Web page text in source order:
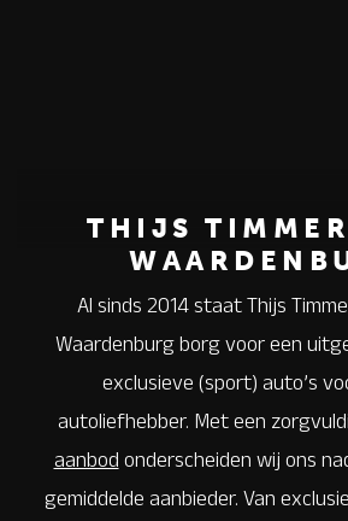
THIJS
Al sinds 2014 staat Thijs
Waardenburg borg voor een
exclusieve (sport) auto’s
autoliefhebber. Met een
aanbod onderscheiden wij ons
gemiddelde aanbieder. Van